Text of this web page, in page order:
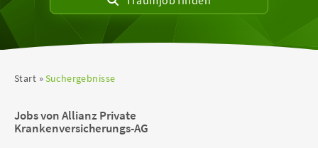
Start Suchergebnisse
Jobs von Allianz Private
Krankenversicherungs-AG